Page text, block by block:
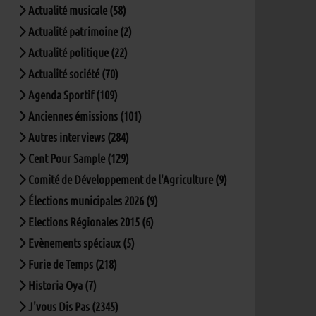
Actualité musicale (58)
Actualité patrimoine (2)
Actualité politique (22)
Actualité société (70)
Agenda Sportif (109)
Anciennes émissions (101)
Autres interviews (284)
Cent Pour Sample (129)
Comité de Développement de l'Agriculture (9)
Élections municipales 2026 (9)
Elections Régionales 2015 (6)
Evènements spéciaux (5)
Furie de Temps (218)
Historia Oya (7)
J'vous Dis Pas (2345)